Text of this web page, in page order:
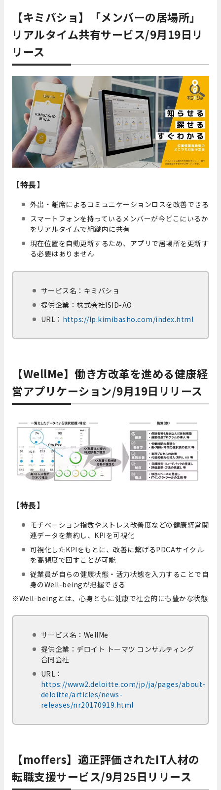
【キミバショ】「メンバーの居場所」
リアルタイム共有サービス/9月19日リ
リース
【特長】
外出・離席によるコミュニケーションロスを改善できる
スマートフォンを持っているメンバーが今どこにいるか
をリアルタイムで組織内に共有
現在位置を自動更新するため、アプリで居場所を更新す
る必要はありません
サービス名：キミバショ
提供企業：株式会社ISID-AO
URL： https://lp.kimibasho.com/index.html
【WellMe】働き方改革を進める健康経
営アプリケーション/9月19日リリース
【特長】
モチベーション指数やストレス改善度などの健康経営関
連データを集約し、KPIを可視化
可視化したKPIをもとに、改善に繋げるPDCAサイクル
を高頻度で回すことが可能
従業員が自らの健康状態・活力状態を入力することで自
身のWell-beingが把握できる
※Well-beingとは、心身ともに健康で社会的にも豊かな状態
サービス名：WellMe
提供企業：デロイト トーマツ コンサルティング
合同会社
URL：
https://www2.deloitte.com/jp/ja/pages/about-
deloitte/articles/news-
releases/nr20170919.html
【moffers】適正評価されたIT人材の
転職支援サービス/9月25日リリース